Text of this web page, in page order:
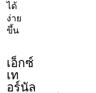
ได้
ง่าย
ขึ้น
เอ็กซ์
เท
อร์นัล